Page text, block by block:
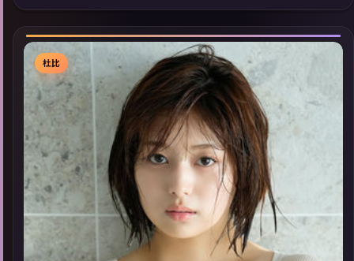
线看」延展检索同类型高分佳作，畅享高清在线追剧体验。
杜比